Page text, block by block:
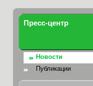
Пресс-центр
Новости
Публикации